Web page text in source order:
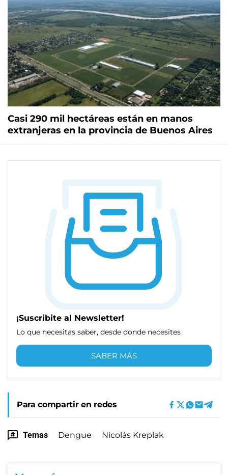
Casi 290 mil hectáreas están en manos
extranjeras en la provincia de Buenos Aires
¡Suscribite al Newsletter!
Lo que necesitas saber, desde donde necesites
SABER MÁS
Para compartir en redes
Temas Dengue Nicolás Kreplak